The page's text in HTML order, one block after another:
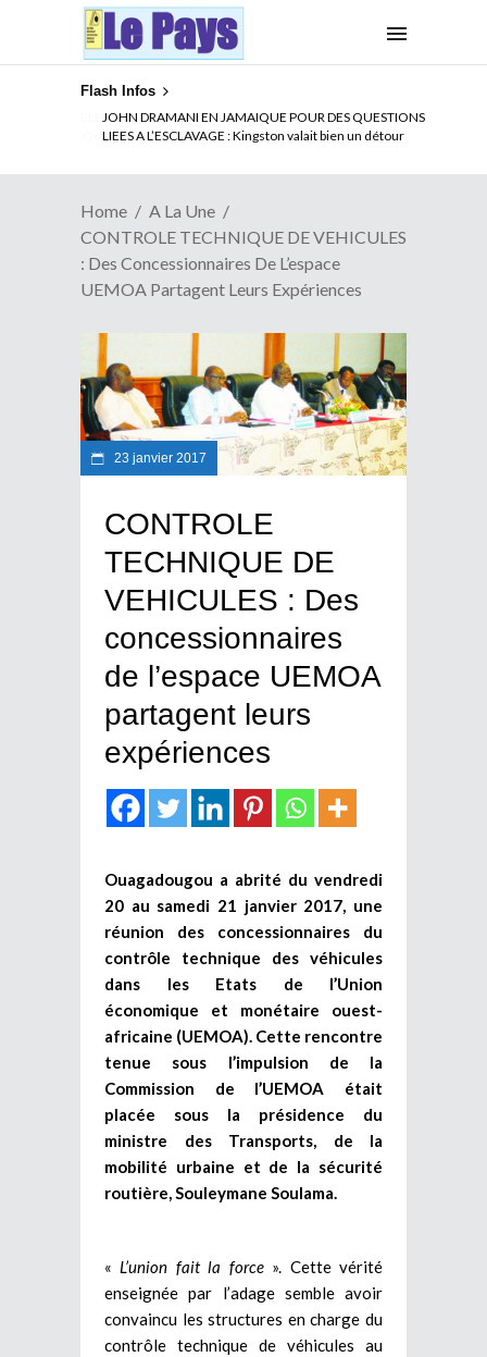
Flash Infos
ELECTION DE TALON A LA TETE DU SENAT BENINOIS :
Quand Patrice quitte le pouvoir sans partir !
Home
A La Une
CONTROLE TECHNIQUE DE VEHICULES
: Des Concessionnaires De L’espace
UEMOA Partagent Leurs Expériences
23 janvier 2017
CONTROLE
TECHNIQUE DE
VEHICULES : Des
concessionnaires
de l’espace UEMOA
partagent leurs
expériences
Ouagadougou a abrité du vendredi
20 au samedi 21 janvier 2017, une
réunion des concessionnaires du
contrôle technique des véhicules
dans les Etats de l’Union
économique et monétaire ouest-
africaine (UEMOA). Cette rencontre
tenue sous l’impulsion de la
Commission de l’UEMOA était
placée sous la présidence du
ministre des Transports, de la
mobilité urbaine et de la sécurité
routière, Souleymane Soulama.
« L’union fait la force». Cette vérité
enseignée par l’adage semble avoir
convaincu les structures en charge du
contrôle technique de véhicules au